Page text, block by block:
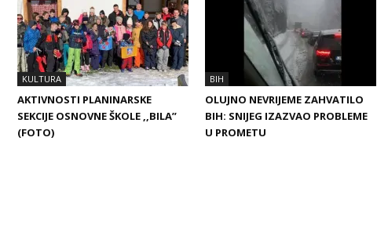
KULTURA
AKTIVNOSTI PLANINARSKE
SEKCIJE OSNOVNE ŠKOLE ,,BILA”
(FOTO)
BIH
OLUJNO NEVRIJEME ZAHVATILO
BIH: SNIJEG IZAZVAO PROBLEME
U PROMETU